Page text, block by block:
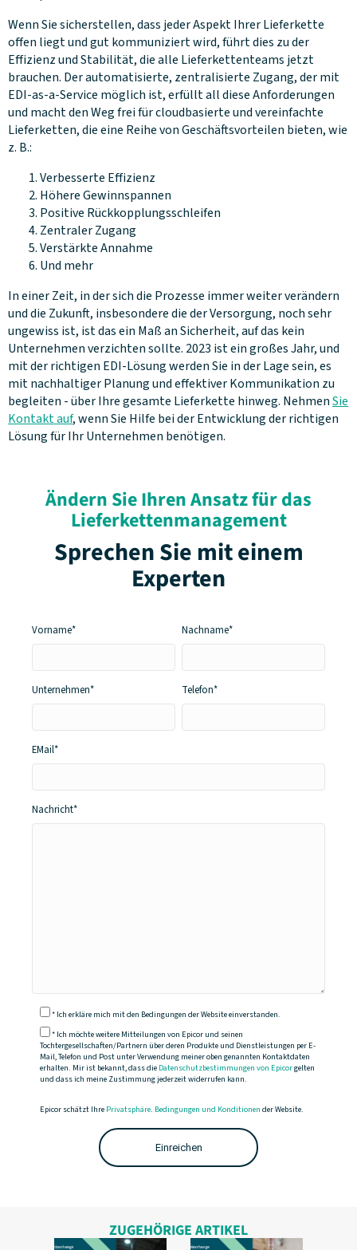
Wenn Sie sicherstellen, dass jeder Aspekt Ihrer Lieferkette
offen liegt und gut kommuniziert wird, führt dies zu der
Effizienz und Stabilität, die alle Lieferkettenteams jetzt
brauchen. Der automatisierte, zentralisierte Zugang, der mit
EDI-as-a-Service möglich ist, erfüllt all diese Anforderungen
und macht den Weg frei für cloudbasierte und vereinfachte
Lieferketten, die eine Reihe von Geschäftsvorteilen bieten, wie
z. B.:
Verbesserte Effizienz
Höhere Gewinnspannen
Positive Rückkopplungsschleifen
Zentraler Zugang
Verstärkte Annahme
Und mehr
In einer Zeit, in der sich die Prozesse immer weiter verändern
und die Zukunft, insbesondere die der Versorgung, noch sehr
ungewiss ist, ist das ein Maß an Sicherheit, auf das kein
Unternehmen verzichten sollte. 2023 ist ein großes Jahr, und
mit der richtigen EDI-Lösung werden Sie in der Lage sein, es
mit nachhaltiger Planung und effektiver Kommunikation zu
begleiten - über Ihre gesamte Lieferkette hinweg. NehmenSie
Kontakt auf, wenn Sie Hilfe bei der Entwicklung der richtigen
Lösung für Ihr Unternehmen benötigen.
Ändern Sie Ihren Ansatz für das
Lieferkettenmanagement
Sprechen Sie mit einem
Experten
Vorname* Nachname*
Unternehmen* Telefon*
EMail*
Nachricht*
* Ich erkläre mich mit den Bedingungen der Website einverstanden.
* Ich möchte weitere Mitteilungen von Epicor und seinen
Tochtergesellschaften/Partnern über deren Produkte und Dienstleistungen per E-
Mail, Telefon und Post unter Verwendung meiner oben genannten Kontaktdaten
erhalten. Mir ist bekannt, dass die Datenschutzbestimmungen von Epicorgelten
und dass ich meine Zustimmung jederzeit widerrufen kann.
Epicor schätzt Ihre Privatsphäre. Bedingungen und Konditionen der Website.
ZUGEHÖRIGE ARTIKEL